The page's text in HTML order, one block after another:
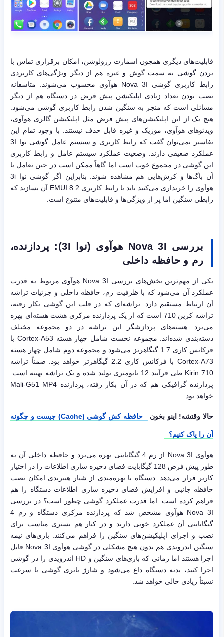
قابلیت‌های دیگری همچون اسمارت رزولوشن، امکان برقراری تماس با
بردن گوشی به سمت گوش و غیره هم از دیگر ویژگی‌های کاربردی
رابط کاربری گوشی Nova 3I هوآوی محسوب می‌شوند. متاسفانه
نصب بودن تعداد زیادی اپلیکیشن پیش فرض در دستگاه هم از دیگر
مسائلی است که منجر به سنگین شدن رابط کاربری گوشی می‌شود.
هیچ یک از این اپلیکیشن‌های پیش فرض مثل اپلیکیشن گالری هوآوی،
ویدئوهای هوآوی، موزیک و غیره قابل حذف نیستند. با وجود تمام این
تفاسیر نمی‌توان گفت که رابط کاربری و سیستم عامل گوشی نوا 3I
عملکرد ضعیفی دارند. وضعیت عملکرد سیستم عامل و رابط کاربری
این گوشی در مجموع خوب است اما گاهاً ممکن است در حین تعامل با
آن باگ‌ها و کرش‌هایی هم مشاهده شوند. بنابراین اگر گوشی نوا 3i
هوآوی را خریداری می‌کنید باید با رابط کاربری EMUI 8.2 آن بسازید که
رابطی سنگین اما پر از ویژگی‌ها و قابلیت‌های متنوع است.
بررسی Nova 3I هوآوی (نوا 3I): پردازنده،
رم و حافظه داخلی
یکی از مهم‌ترین بخش‌های بررسی Nova 3I هوآوی مربوط به قدرت
عملکرد آن می‌شود که با ظرفیت رم، حافظه داخلی و جزئیات تراشه
آن ارتباط مستقیم دارد. تراشه‌ای که در قلب این گوشی بکار رفته،
تراشه کرین 710 است که از یک پردازنده مرکزی هشت هسته‌ای بهره
می‌برد. هسته‌های پردازشگر این تراشه در دو مجموعه مختلف
دسته‌بندی شده‌اند. مجموعه نخست شامل چهار هسته Cortex-A53 با
فرکانس کاری 1.7 گیگاهرتز می‌شود و مجموعه دوم شامل چهار هسته
Cortex-A73 با فرکانس کاری 2.2 گیگاهرتز خواهد بود. ضمناً تراشه
Kirin 710 طی فرآیند 12 نانومتری تولید شده و یک تراشه بهینه است.
پردازنده گرافیکی هم که در آن بکار رفته، پردازنده Mali-G51 MP4
خواهد بود.
حالا وقتشه! اینو بخون حافظه کش گوشی (Cache) چیست و چگونه
آن را پاک کنیم؟
هوآوی Nova 3I از رم 4 گیگابایتی بهره می‌برد و حافظه داخلی آن به
طور پیش فرض 128 گیگابایت فضای ذخیره سازی اطلاعات را در اختیار
کاربر قرار می‌دهد. دستگاه با بهره‌مندی از شیار هیبریدی امکان نصب
حافظه جانبی و افزایش فضای ذخیره سازی اطلاعات دستگاه را هم
فراهم کرده است. اما قدرت عملکرد گوشی چطور است؟ در بررسی
Nova 3I هوآوی مشخص شد که پردازنده مرکزی دستگاه و رم 4
گیگابایتی آن عملکرد خوبی دارند و در کنار هم بستری مناسب برای
نصب و اجرای اپلیکیشن‌های سنگین را فراهم می‌کنند. بازی‌های نیمه
سنگین اندرویدی هم بدون هیچ مشکلی در گوشی هوآوی Nova 3I قابل
اجرا هستند اما زمانی که بازی‌های سنگین و HD اندرویدی را در گوشی
اجرا کنید، بدنه دستگاه داغ می‌شود و شارژ باتری گوشی با سرعت
نسبتاً زیادی خالی خواهد شد.